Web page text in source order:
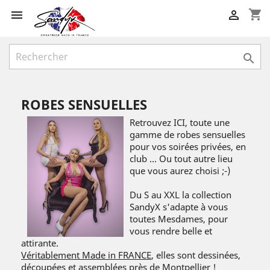
 shopping_cart


ROBES SENSUELLES
Retrouvez ICI, toute une
gamme de robes sensuelles
pour vos soirées privées, en
club ... Ou tout autre lieu
que vous aurez choisi ;-)
Du S au XXL la collection
SandyX s'adapte à vous
toutes Mesdames, pour
vous rendre belle et
attirante.
Véritablement Made in FRANCE, elles sont dessinées,
découpées et assemblées près de Montpellier !